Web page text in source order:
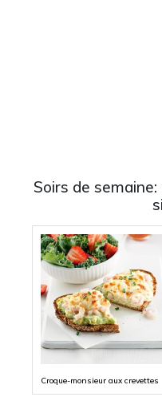
Soirs de
Croque-monsieur aux crevettes